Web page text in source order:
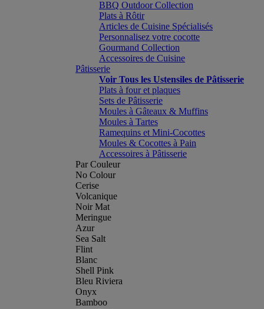
BBQ Outdoor Collection
Plats à Rôtir
Articles de Cuisine Spécialisés
Personnalisez votre cocotte
Gourmand Collection
Accessoires de Cuisine
Pâtisserie
Voir Tous les Ustensiles de Pâtisserie
Plats à four et plaques
Sets de Pâtisserie
Moules à Gâteaux & Muffins
Moules à Tartes
Ramequins et Mini-Cocottes
Moules & Cocottes à Pain
Accessoires à Pâtisserie
Par Couleur
No Colour
Cerise
Volcanique
Noir Mat
Meringue
Azur
Sea Salt
Flint
Blanc
Shell Pink
Bleu Riviera
Onyx
Bamboo